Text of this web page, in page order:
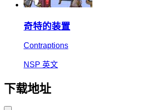
奇特的装置
Contraptions
NSP 英文
下载地址